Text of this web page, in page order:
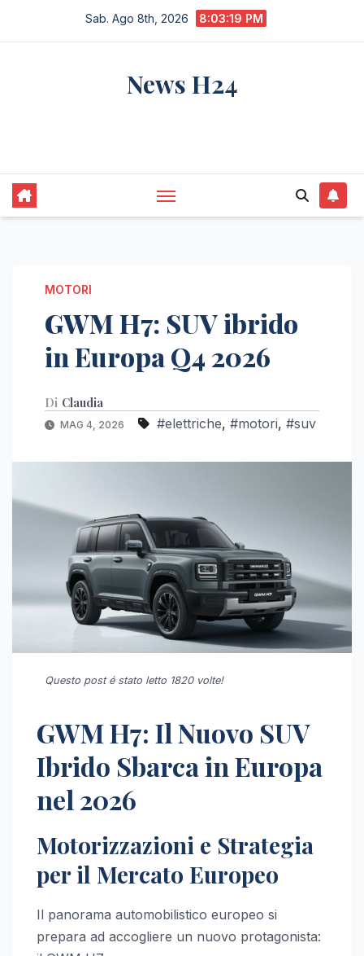
Sab. Ago 8th, 2026 8:03:20 PM
News H24
MOTORI
GWM H7: SUV ibrido
in Europa Q4 2026
Di Claudia
MAG 4, 2026 #elettriche, #motori, #suv
Questo post é stato letto 1820 volte!
GWM H7: Il Nuovo SUV
Ibrido Sbarca in Europa
nel 2026
Motorizzazioni e Strategia
per il Mercato Europeo
Il panorama automobilistico europeo si
prepara ad accogliere un nuovo protagonista: